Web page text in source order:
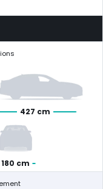
427 cm
180 cm